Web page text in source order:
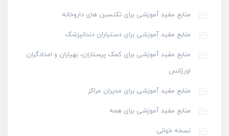
منابع مفید آموزشی برای تکنسین های داروخانه
منابع مفید آموزشی برای دستیاران دندانپزشک
منابع مفید آموزشی برای کمک پرستاران، بهیاران و امدادگران
اورژانس
منابع مفید آموزشی برای مدیران مراکز
منابع مفید آموزشی برای همه
نسخه خوانی